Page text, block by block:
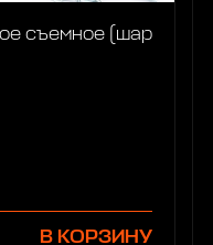
съемное (шар
В КОРЗИНУ